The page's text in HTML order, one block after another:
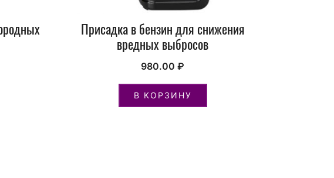
Присадка в бензин для снижения
вредных выбросов
980.00 ₽
В КОРЗИНУ